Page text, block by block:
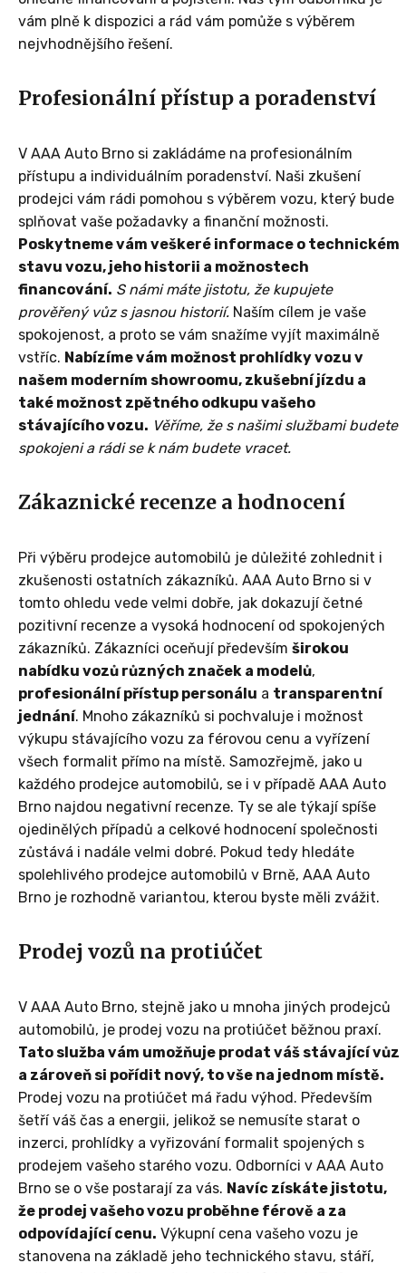
vám plně k dispozici a rád vám pomůže s výběrem
nejvhodnějšího řešení.
Profesionální přístup a poradenství
V AAA Auto Brno si zakládáme na profesionálním
přístupu a individuálním poradenství. Naši zkušení
prodejci vám rádi pomohou s výběrem vozu, který bude
splňovat vaše požadavky a finanční možnosti.
Poskytneme vám veškeré informace o technickém
stavu vozu, jeho historii a možnostech
financování. S námi máte jistotu, že kupujete
prověřený vůz s jasnou historií. Naším cílem je vaše
spokojenost, a proto se vám snažíme vyjít maximálně
vstříc. Nabízíme vám možnost prohlídky vozu v
našem moderním showroomu, zkušební jízdu a
také možnost zpětného odkupu vašeho
stávajícího vozu. Věříme, že s našimi službami budete
spokojeni a rádi se k nám budete vracet.
Zákaznické recenze a hodnocení
Při výběru prodejce automobilů je důležité zohlednit i
zkušenosti ostatních zákazníků. AAA Auto Brno si v
tomto ohledu vede velmi dobře, jak dokazují četné
pozitivní recenze a vysoká hodnocení od spokojených
zákazníků. Zákazníci oceňují především širokou
nabídku vozů různých značek a modelů,
profesionální přístup personálu a transparentní
jednání. Mnoho zákazníků si pochvaluje i možnost
výkupu stávajícího vozu za férovou cenu a vyřízení
všech formalit přímo na místě. Samozřejmě, jako u
každého prodejce automobilů, se i v případě AAA Auto
Brno najdou negativní recenze. Ty se ale týkají spíše
ojedinělých případů a celkové hodnocení společnosti
zůstává i nadále velmi dobré. Pokud tedy hledáte
spolehlivého prodejce automobilů v Brně, AAA Auto
Brno je rozhodně variantou, kterou byste měli zvážit.
Prodej vozů na protiúčet
V AAA Auto Brno, stejně jako u mnoha jiných prodejců
automobilů, je prodej vozu na protiúčet běžnou praxí.
Tato služba vám umožňuje prodat váš stávající vůz
a zároveň si pořídit nový, to vše na jednom místě.
Prodej vozu na protiúčet má řadu výhod. Především
šetří váš čas a energii, jelikož se nemusíte starat o
inzerci, prohlídky a vyřizování formalit spojených s
prodejem vašeho starého vozu. Odborníci v AAA Auto
Brno se o vše postarají za vás. Navíc získáte jistotu,
že prodej vašeho vozu proběhne férově a za
odpovídající cenu. Výkupní cena vašeho vozu je
stanovena na základě jeho technického stavu, stáří,